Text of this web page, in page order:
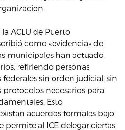
ACLU de Puerto
como «evidencia» de
municipales han actuado
refiriendo personas
sin orden judicial, sin
protocolos necesarios para
Esto
acuerdos formales bajo
permite al ICE delegar ciertas